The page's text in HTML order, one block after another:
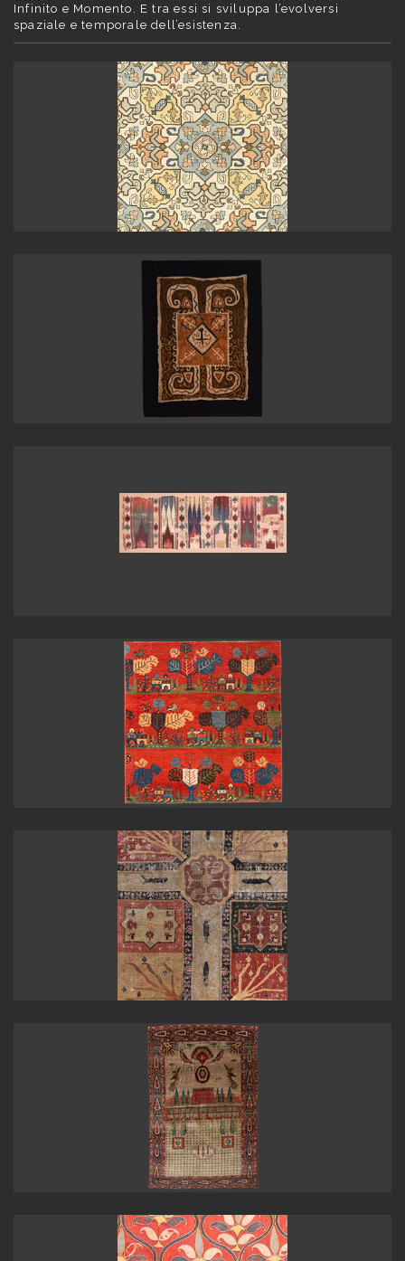
Infinito e Momento. E tra essi si sviluppa l’evolversi
spaziale e temporale dell’esistenza.